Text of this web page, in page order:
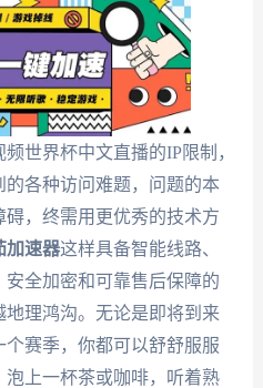
世界杯中文直播的IP限制，
各种访问难题，问题的本
，终需用更优秀的技术方
加速器这样具备智能线路、
全加密和可靠售后保障的
理鸿沟。无论是即将到来
赛季，你都可以舒舒服服
上一杯茶或咖啡，听着熟